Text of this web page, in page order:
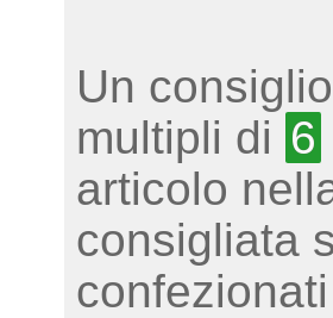
Un
multipli di 6
articolo
consigliata